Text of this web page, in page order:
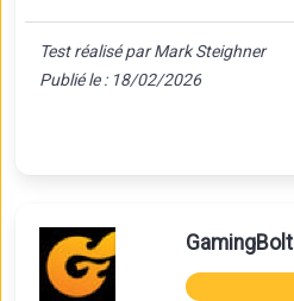
Test réalisé par Mark Steighner
Publié le : 18/02/2026
GamingBolt